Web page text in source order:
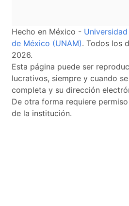
Hecho en México -
de México (UNAM). Todos los
2026.
Esta página puede ser
lucrativos, siempre y cuando
completa y su dirección
De otra forma requiere
de la institución.